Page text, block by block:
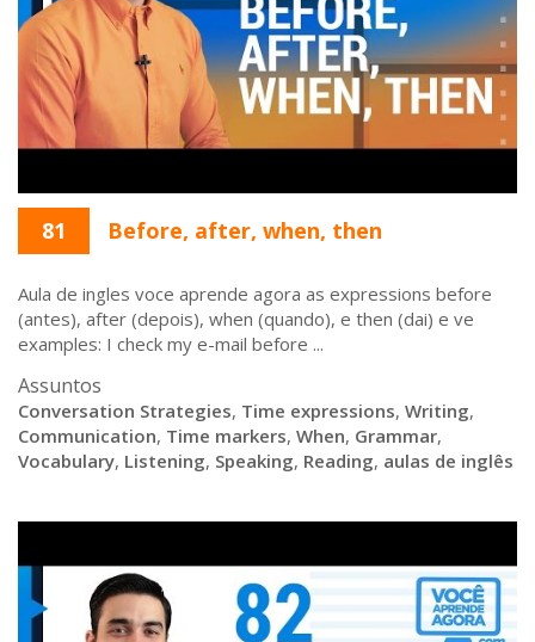
81 Before, after, when, then
Aula de ingles voce aprende agora as expressions before
(antes), after (depois), when (quando), e then (dai) e ve
examples: I check my e-mail before ...
Assuntos
Conversation Strategies, Time expressions, Writing,
Communication, Time markers, When, Grammar,
Vocabulary, Listening, Speaking, Reading, aulas de inglês